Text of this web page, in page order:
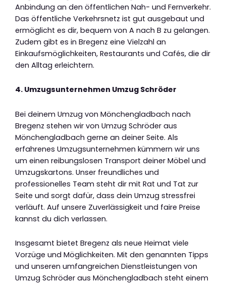
Anbindung an den öffentlichen Nah- und Fernverkehr.
Das öffentliche Verkehrsnetz ist gut ausgebaut und
ermöglicht es dir, bequem von A nach B zu gelangen.
Zudem gibt es in Bregenz eine Vielzahl an
Einkaufsmöglichkeiten, Restaurants und Cafés, die dir
den Alltag erleichtern.
4. Umzugsunternehmen Umzug Schröder
Bei deinem Umzug von Mönchengladbach nach
Bregenz stehen wir von Umzug Schröder aus
Mönchengladbach gerne an deiner Seite. Als
erfahrenes Umzugsunternehmen kümmern wir uns
um einen reibungslosen Transport deiner Möbel und
Umzugskartons. Unser freundliches und
professionelles Team steht dir mit Rat und Tat zur
Seite und sorgt dafür, dass dein Umzug stressfrei
verläuft. Auf unsere Zuverlässigkeit und faire Preise
kannst du dich verlassen.
Insgesamt bietet Bregenz als neue Heimat viele
Vorzüge und Möglichkeiten. Mit den genannten Tipps
und unseren umfangreichen Dienstleistungen von
Umzug Schröder aus Mönchengladbach steht einem